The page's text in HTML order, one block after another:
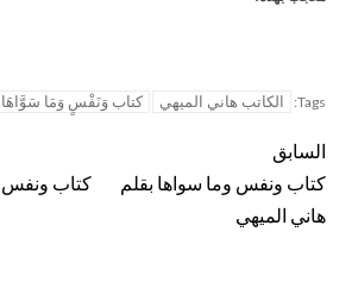
Tags: الكاتب هاني الميهي كتاب وَنَفْسٍ وَمَا سَوَّاهَا
السابق
كتاب ونفس وما سواها بقلم
هاني الميهي
كتاب ونفس